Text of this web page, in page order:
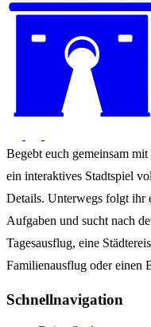
Begebt euch gemeinsam
ein interaktives Stadtspiel
Details. Unterwegs folgt ihr
Aufgaben und sucht nach
Tagesausflug, eine
Familienausflug oder einen
Schnellnavigation